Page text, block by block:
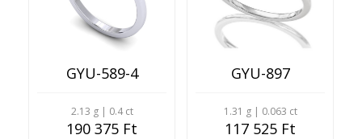
GYU-589-4
2.13 g | 0.4 ct
190 375 Ft
GYU-897
1.31 g | 0.063 ct
117 525 Ft